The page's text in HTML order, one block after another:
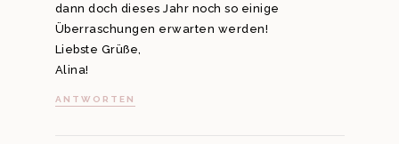
dann doch dieses Jahr noch so einige
Überraschungen erwarten werden!
Liebste Grüße,
Alina!
ANTWORTEN